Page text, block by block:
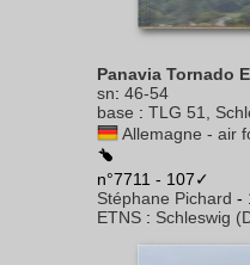
Panavia Tornado
sn: 46-54
base : TLG 51,
Allemagne - air
n°7711 - 107✓
Stéphane Pichard -
ETNS : Schleswig